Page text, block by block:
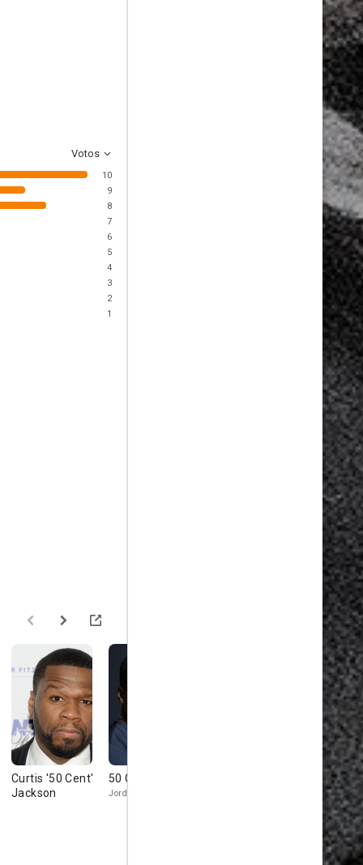
Votos
10
9
8
7
6
5
4
3
2
1
Curtis '50 Cent'
Jackson
50 Cent
Jordan Mains
Naomie
Angela Rivera